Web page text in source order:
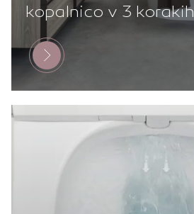
kopalnico v 3 korakih